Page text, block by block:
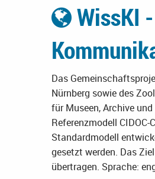
WissKI
Das
Nürnberg sowie des
für Museen, Archive
Referenzmodell
Standardmodell
gesetzt werden. Das
übertragen. Sprache: